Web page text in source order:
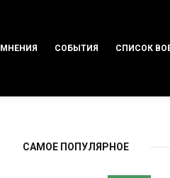
МНЕНИЯ СОБЫТИЯ СПИСОК
САМОЕ ПОПУЛЯРНОЕ